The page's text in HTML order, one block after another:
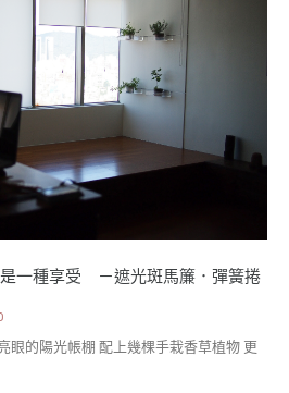
一種享受 －遮光斑馬簾．彈簧捲
眼的陽光帳棚 配上幾棵手栽香草植物 更